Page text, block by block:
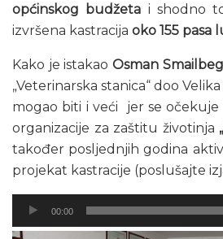
općinskog budžeta i shodno
izvršena kastracija oko 155 pasa
Kako je istakaoOsman
„Veterinarska stanica“ doo
mogao biti i veći jer se
organizacije za zaštitu životinja
također posljednjih godina
projekat kastracije (poslušajte
Audio
Player
00:00